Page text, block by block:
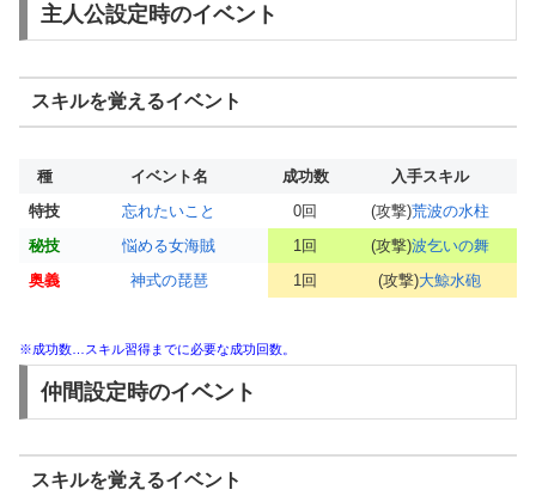
主人公設定時のイベント
スキルを覚えるイベント
種 イベント名 成功数
入手スキル
特技
忘れたいこと 0回 (攻撃)荒波の水柱
秘技
悩める女海賊 1回 (攻撃)波乞いの舞
奥義
神式の琵琶 1回 (攻撃)大鯨水砲
※成功数…スキル習得までに必要な成功回数。
仲間設定時のイベント
スキルを覚えるイベント